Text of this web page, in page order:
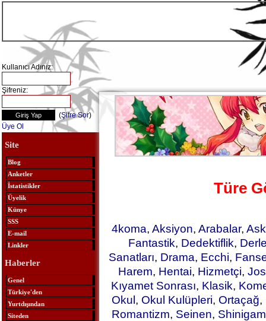
Kullanıcı Adınız:
Şifreniz:
(Şifre Sor)
Üye Ol
Site
Blog
Anketler
İstatistikler
Üyelik
Künye
SSS
E-mail
Linkler
Haberler
Genel
Türkiye'den
Yurtdışından
Siteden
Türe
4koma, Aksiyon, Arabalar,
Fantastik, Dedektiflik,
Sanatları, Drama, Ecchi,
Harem, Hentai, Hizmetçi,
Kıyamet Sonrası, Klasik,
Okul , Okul Kulüpleri, Ortaçağ,
Romantizm, Seinen,